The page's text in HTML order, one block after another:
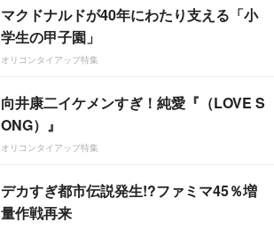
マクドナルドが40年にわたり支える「小
学生の甲子園」
オリコンタイアップ特集
向井康二イケメンすぎ！純愛『（LOVE S
ONG）』
オリコンタイアップ特集
デカすぎ都市伝説発生!?ファミマ45％増
量作戦再来